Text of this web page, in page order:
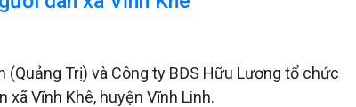
(Quảng Trị) và Công ty BĐS Hữu Lương tổ chức
Vĩnh Khê, huyện Vĩnh Linh.